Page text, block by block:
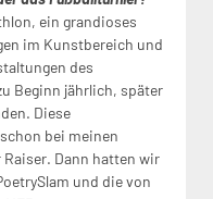
ein grandioses
im Kunstbereich und
des
Beginn jährlich, später
Diese
bei meinen
Raiser. Dann hatten wir
und die von